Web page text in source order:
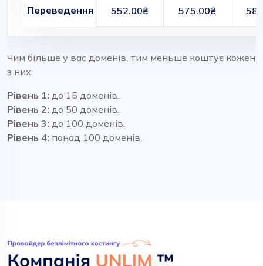
Переведення 552.00₴ 575.00₴
Чим більше у вас доменів, тим меньше коштує кожен
з них:
Рівень 1: до 15 доменів.
Рівень 2: до 50 доменів.
Рівень 3: до 100 доменів.
Рівень 4: понад 100 доменів.